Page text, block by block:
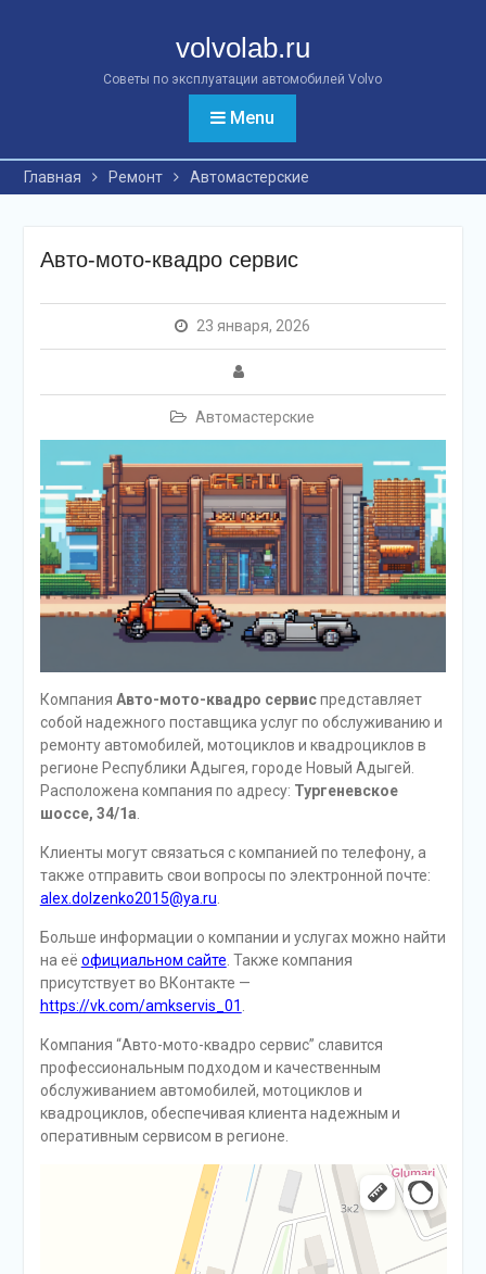
volvolab.ru
Советы по эксплуатации автомобилей Volvo
Menu
Главная Ремонт Автомастерские
Авто-мото-квадро сервис
23 января, 2026
Автомастерские
Компания Авто-мото-квадро сервиспредставляет
собой надежного поставщика услуг по обслуживанию и
ремонту автомобилей, мотоциклов и квадроциклов в
регионе Республики Адыгея, городе Новый Адыгей.
Расположена компания по адресу: Тургеневское
шоссе, 34/1а.
Клиенты могут связаться с компанией по телефону, а
также отправить свои вопросы по электронной почте:
alex.dolzenko2015@ya.ru.
Больше информации о компании и услугах можно найти
на её официальном сайте. Также компания
присутствует во ВКонтакте —
https://vk.com/amkservis_01 .
Компания “Авто-мото-квадро сервис” славится
профессиональным подходом и качественным
обслуживанием автомобилей, мотоциклов и
квадроциклов, обеспечивая клиента надежным и
оперативным сервисом в регионе.